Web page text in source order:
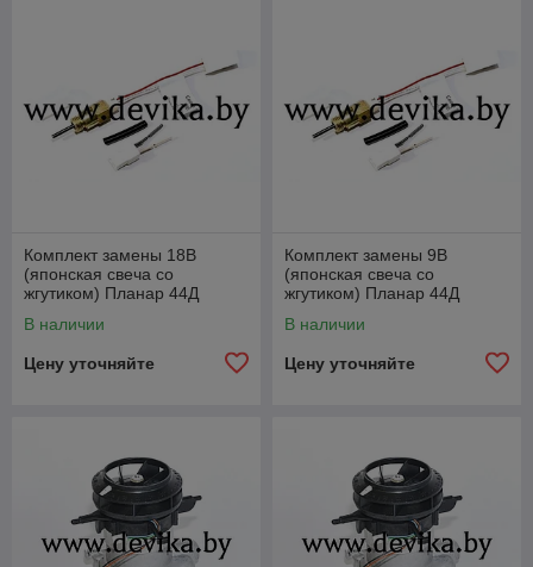
Комплект замены 18В
(японская свеча со
жгутиком) Планар 44Д
В наличии
Цену уточняйте
Комплект замены 9В
(японская свеча со
жгутиком) Планар 44Д
В наличии
Цену уточняйте